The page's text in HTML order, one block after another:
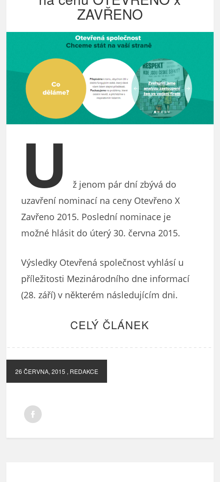
ZAVŘENO
U
ž jenom pár dní zbývá do
uzavření nominací na ceny Otevřeno X
Zavřeno 2015. Poslední nominace je
možné hlásit do úterý 30. června 2015.
Výsledky Otevřená společnost vyhlásí u
příležitosti Mezinárodního dne informací
(28. září) v některém následujícím dni.
CELÝ ČLÁNEK
26 ČERVNA, 2015 , REDAKCE